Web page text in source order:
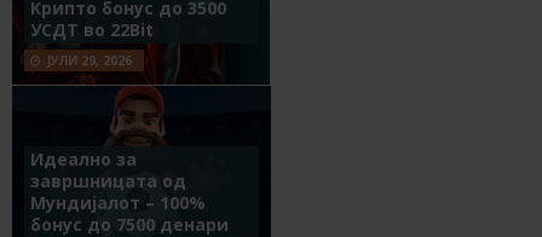
Крипто бонус до 3500
УСДТ во 22Bit
ЈУЛИ 29, 2026
Идеално за
завршницата од
Мундијалот – 100%
бонус до 7500 денари